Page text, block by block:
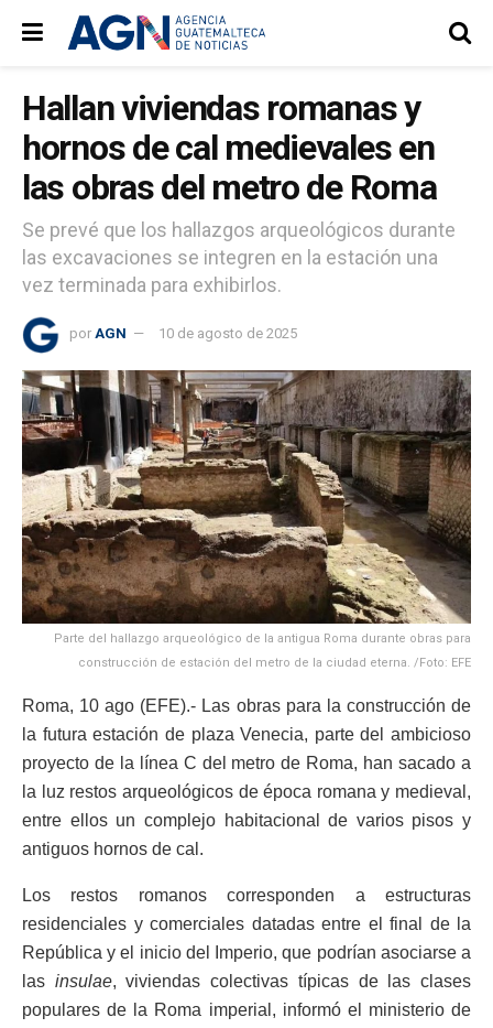
Hallan viviendas romanas y
hornos de cal medievales en
las obras del metro de Roma
Se prevé que los hallazgos arqueológicos durante
las excavaciones se integren en la estación una
vez terminada para exhibirlos.
por AGN 10 de agosto de 2025
Parte del hallazgo arqueológico de la antigua Roma durante obras para
construcción de estación del metro de la ciudad eterna. /Foto: EFE
Roma, 10 ago (EFE).- Las obras para la construcción de
la futura estación de plaza Venecia, parte del ambicioso
proyecto de la línea C del metro de Roma, han sacado a
la luz restos arqueológicos de época romana y medieval,
entre ellos un complejo habitacional de varios pisos y
antiguos hornos de cal.
Los restos romanos corresponden a estructuras
residenciales y comerciales datadas entre el final de la
República y el inicio del Imperio, que podrían asociarse a
las insulae, viviendas colectivas típicas de las clases
populares de la Roma imperial, informó el ministerio de